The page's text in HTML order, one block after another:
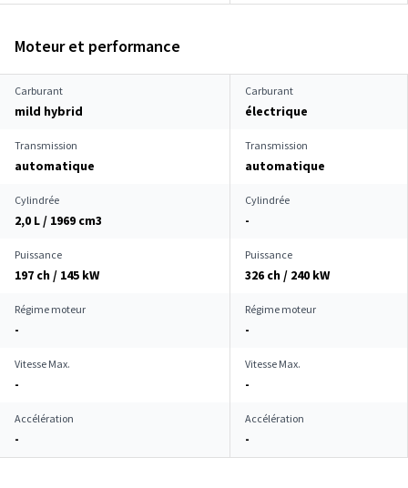
Moteur et performance
Carburant
mild hybrid
Carburant
électrique
Transmission
automatique
Transmission
automatique
Cylindrée
2,0 L / 1969 cm3
Cylindrée
-
Puissance
197 ch / 145 kW
Puissance
326 ch / 240 kW
Régime moteur
-
Régime moteur
-
Vitesse Max.
-
Vitesse Max.
-
Accélération
-
Accélération
-